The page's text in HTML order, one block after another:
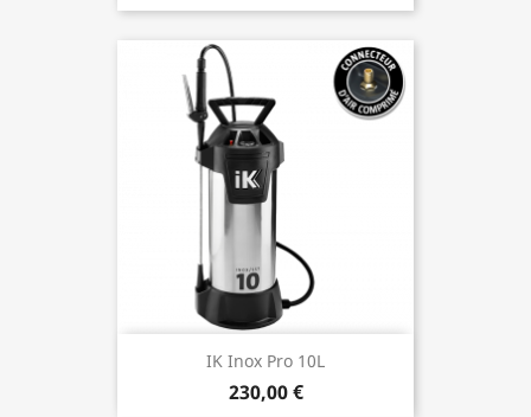
IK Inox Pro 10L
230,00 €